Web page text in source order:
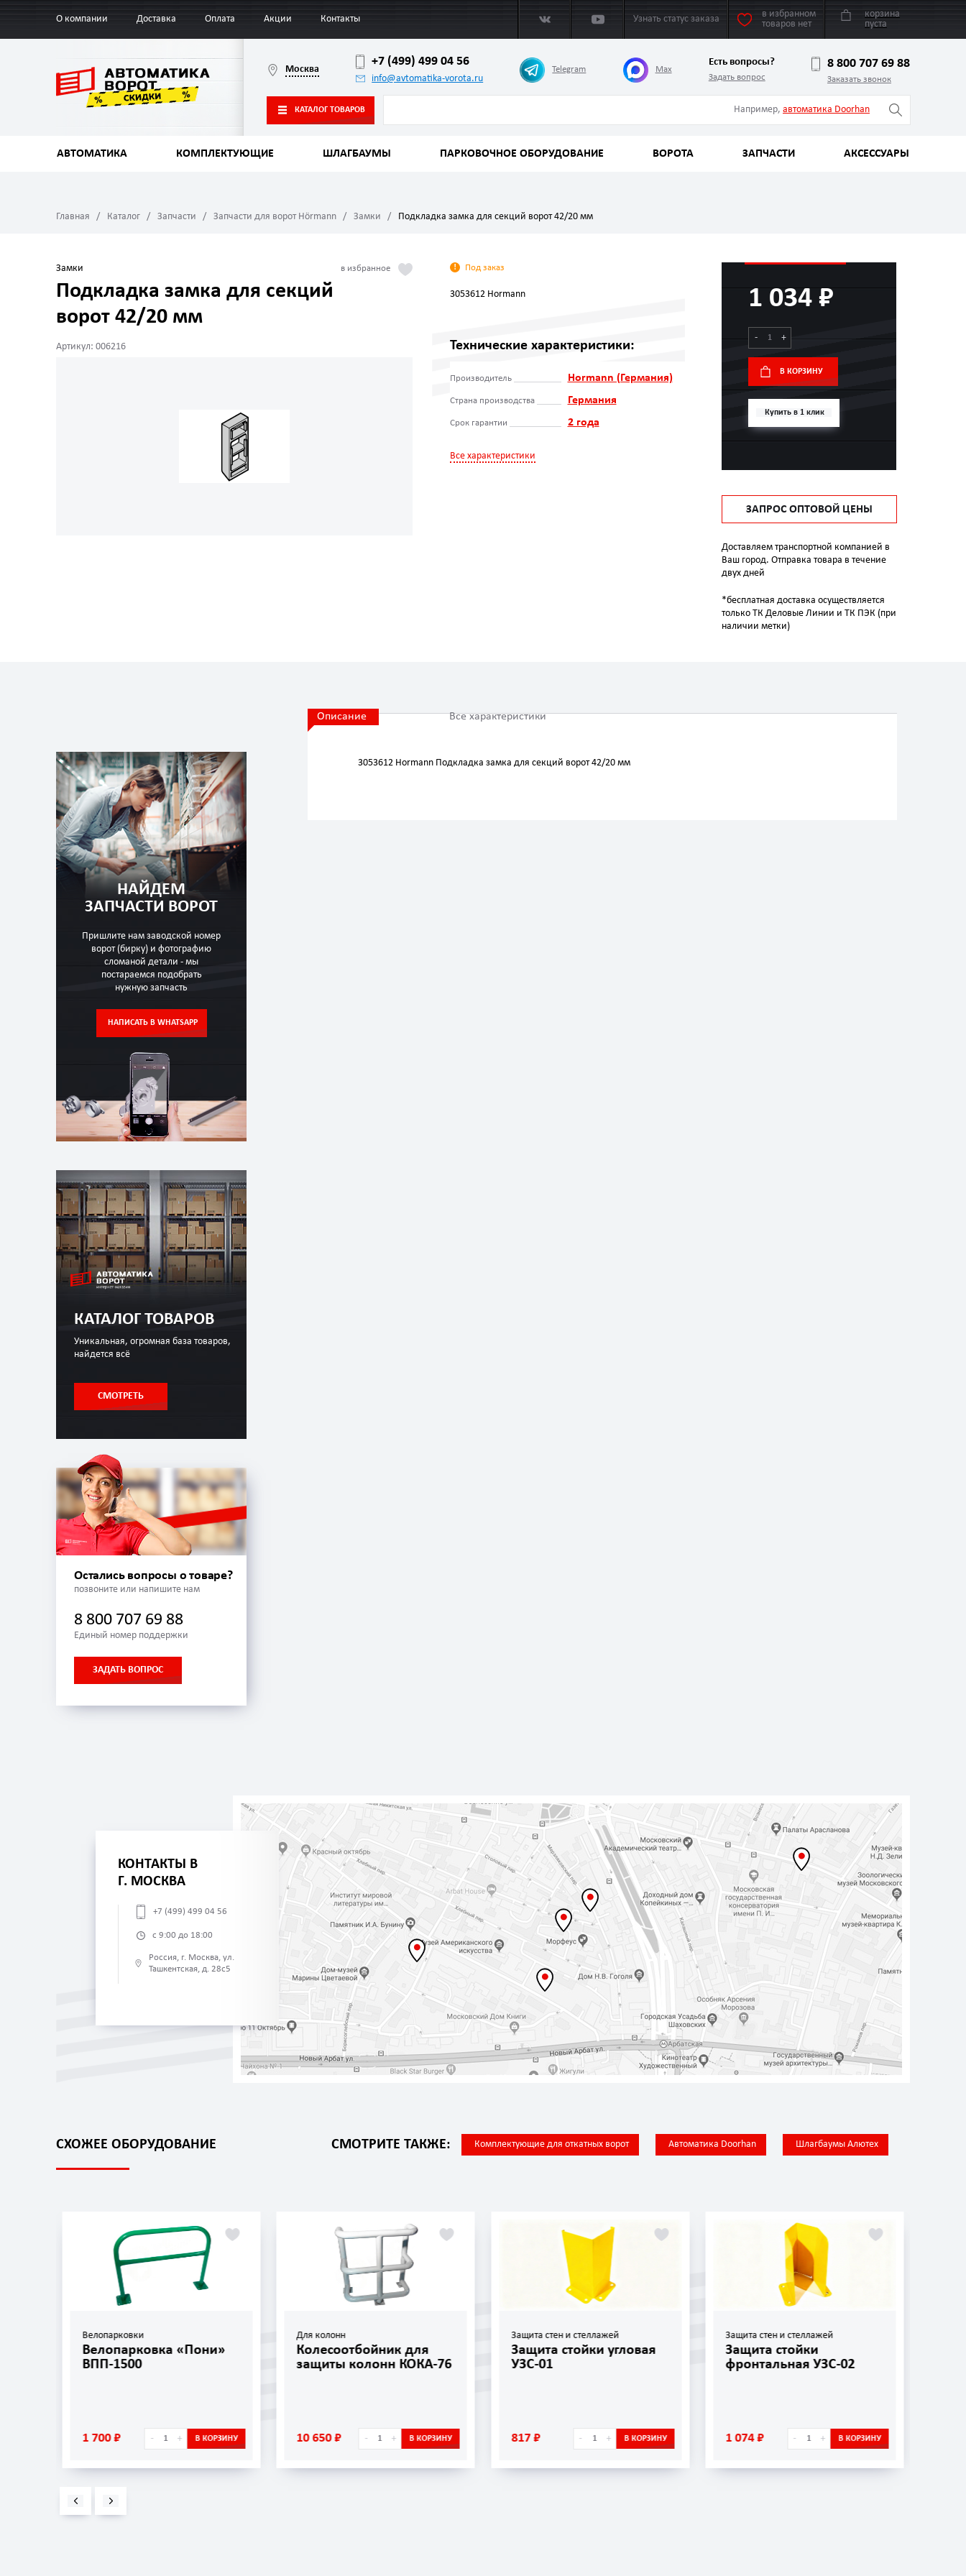
О компании Доставка Оплата Акции Контакты Узнать статус заказа
в избранном
товаров нет
корзина
пуста
Москва
+7 (499) 499 04 56
info@avtomatika-vorota.ru
Telegram Max
Есть вопросы?
Задать вопрос
8 800 707 69 88
Заказать звонок
КАТАЛОГ ТОВАРОВ Например, автоматика Doorhan
АВТОМАТИКА КОМПЛЕКТУЮЩИЕ ШЛАГБАУМЫ ПАРКОВОЧНОЕ ОБОРУДОВАНИЕ ВОРОТА ЗАПЧАСТИ АКСЕССУАРЫ
Главная Каталог Запчасти Запчасти для ворот Hörmann Замки Подкладка замка для секций ворот 42/20 мм
Замки
Подкладка замка для секций
ворот 42/20 мм
Артикул: 006216
Под заказ
3053612 Hormann
Технические характеристики:
Производитель Hormann (Германия)
Страна производства Германия
Срок гарантии 2 года
Все характеристики
1 034 ₽
- +
В КОРЗИНУ
Купить в 1 клик
ЗАПРОС ОПТОВОЙ ЦЕНЫ
Доставляем транспортной компанией в
Ваш город. Отправка товара в течение
двух дней
*бесплатная доставка осуществляется
только ТК Деловые Линии и ТК ПЭК (при
наличии метки)
НАЙДЕМ
ЗАПЧАСТИ ВОРОТ
Пришлите нам заводской номер
ворот (бирку) и фотографию
сломаной детали - мы
постараемся подобрать
нужную запчасть
НАПИСАТЬ В WHATSAPP
КАТАЛОГ ТОВАРОВ
Уникальная, огромная база товаров,
найдется всё
СМОТРЕТЬ
Остались вопросы о товаре?
позвоните или напишите нам
8 800 707 69 88
Единый номер поддержки
ЗАДАТЬ ВОПРОС
Описание Все характеристики
3053612 Hormann Подкладка замка для секций ворот 42/20 мм
КОНТАКТЫ В
Г. МОСКВА
+7 (499) 499 04 56
с 9:00 до 18:00
Россия, г. Москва, ул.
Ташкентская, д. 28с5
СХОЖЕЕ ОБОРУДОВАНИЕ СМОТРИТЕ ТАКЖЕ: Комплектующие для откатных ворот Автоматика Doorhan Шлагбаумы Алютех
Велопарковки
Велопарковка «Пони»
ВПП-1500
1 700 ₽ - + В КОРЗИНУ
Для колонн
Колесоотбойник для
защиты колонн КОКА-76
10 650 ₽ - + В КОРЗИНУ
Защита стен и стеллажей
Защита стойки угловая
УЗС-01
817 ₽ - + В КОРЗИНУ
Защита стен и стеллажей
Защита стойки
фронтальная УЗС-02
1 074 ₽ - + В КОРЗИНУ